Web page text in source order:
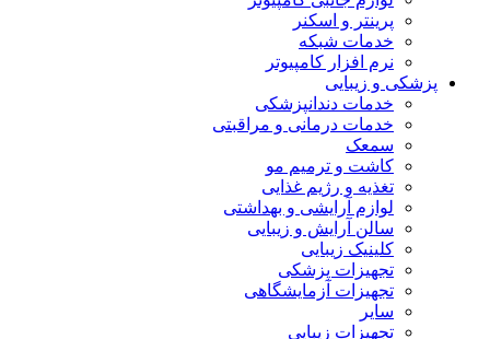
پرینتر و اسکنر
خدمات شبکه
نرم افزار کامپیوتر
پزشکی و زیبایی
خدمات دندانپزشکی
خدمات درمانی و مراقبتی
سمعک
کاشت و ترمیم مو
تغذیه و رژیم غذایی
لوازم آرایشی و بهداشتی
سالن آرایش و زیبایی
کلینیک زیبایی
تجهیزات پزشکی
تجهیزات آزمایشگاهی
سایر
تجهیزات زیبایی